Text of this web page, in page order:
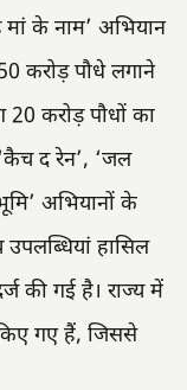
मां के नाम’ अभियान
करोड़ पौधे लगाने
20 करोड़ पौधों का
द रेन’, ‘जल
अभियानों के
हासिल
की गई है। राज्य में
गए हैं, जिससे